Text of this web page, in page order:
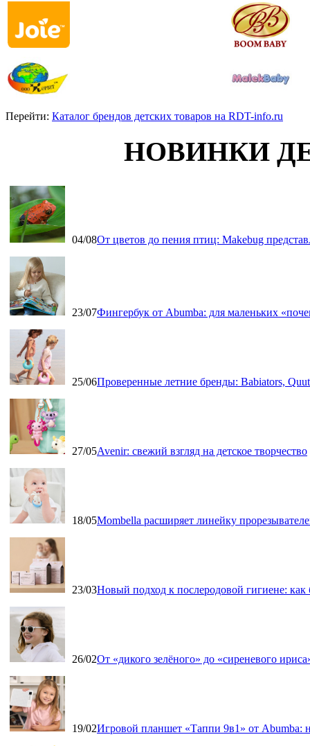
Перейти: Каталог брендов детских товаров на RDT-info.ru
НОВИНКИ
04/08От цветов до пения птиц: Makebug
23/07Фингербук от Abumba: для маленьких
25/06Проверенные летние бренды: Babiators,
27/05Avenir: свежий взгляд на детское творчество
18/05Mombella расширяет линейку
23/03Новый подход к послеродовой гигиене:
26/02От «дикого зелёного» до «сиреневого
19/02Игровой планшет «Таппи 9в1» от Abumba: